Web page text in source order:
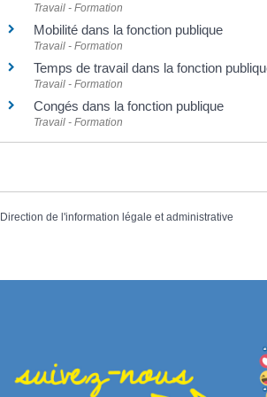
Travail - Formation
Mobilité dans la fonction publique
Travail - Formation
Temps de travail dans la fonction
Travail - Formation
Congés dans la fonction publique
Travail - Formation
Direction de l'information légale et administrative